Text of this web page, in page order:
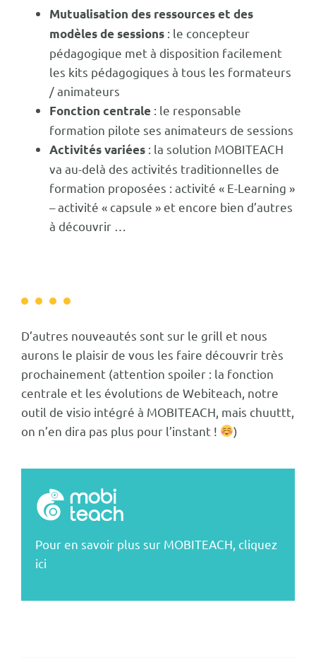
Mutualisation des ressources et des
modèles de sessions: le concepteur
pédagogique met à disposition facilement
les kits pédagogiques à tous les formateurs
/ animateurs
Fonction centrale : le responsable
formation pilote ses animateurs de sessions
Activités variées: la solution MOBITEACH
va au-delà des activités traditionnelles de
formation proposées : activité « E-Learning »
– activité « capsule » et encore bien d’autres
à découvrir …
D’autres nouveautés sont sur le grill et nous
aurons le plaisir de vous les faire découvrir très
prochainement (attention spoiler : la fonction
centrale et les évolutions de Webiteach, notre
outil de visio intégré à MOBITEACH, mais chuuttt,
on n’en dira pas plus pour l’instant !
)
Pour en savoir plus sur MOBITEACH, cliquez
ici